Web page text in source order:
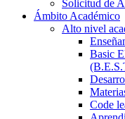
Solicitud de
Ámbito Académico
Alto nivel
Basic
Code